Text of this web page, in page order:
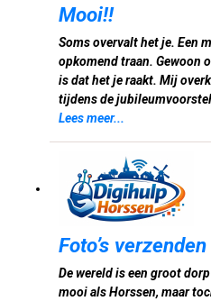
Mooi!!
Soms overvalt het je. Een
opkomend traan. Gewoon
is dat het je raakt. Mij
tijdens de
Lees meer...
Foto’s verzenden
De wereld is een groot
mooi als Horssen, maar